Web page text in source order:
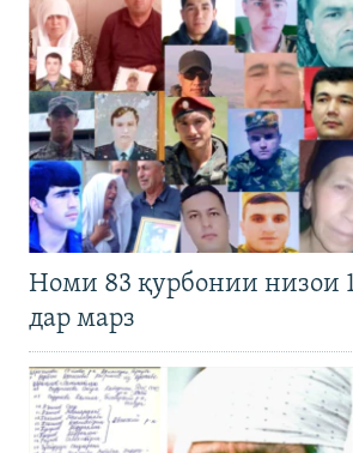
Номи 83 қурбонии низои
дар марз